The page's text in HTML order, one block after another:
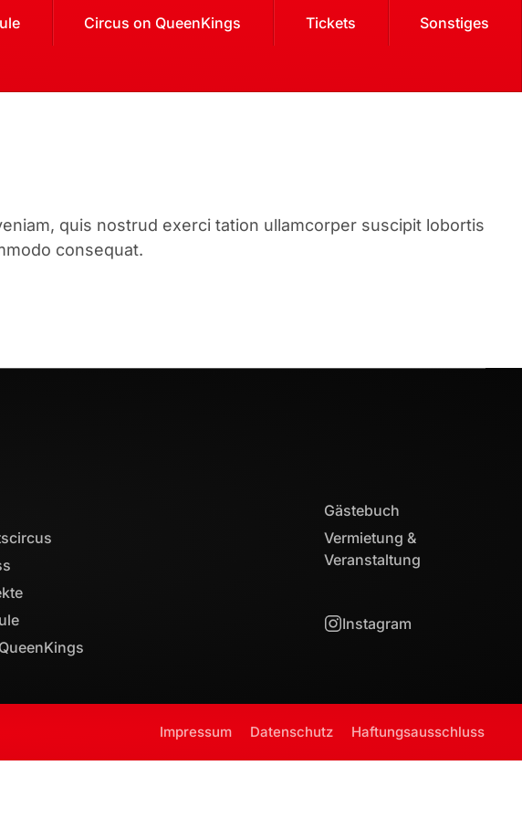
Circus on QueenKings Tickets Sonstiges
quis nostrud exerci tation ullamcorper suscipit lobortis
consequat.
Gästebuch
Vermietung &
Veranstaltung
Instagram
Impressum Datenschutz Haftungsausschluss